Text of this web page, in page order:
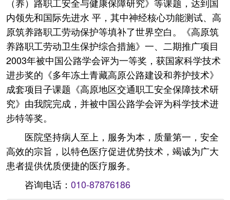
内领先和国际先进水 平，其中神经核心功能测试、高
原筑养路职工劳动保护等填补了世界空白。《高原筑
养路职工劳动卫生保护综合措施》一、二期推广项目
2003年被中国公路学会评为一等奖，获国家科学技术
进步奖的《多年冻土青藏高原公路建设和养护技术》
成套项目子课题《高原地区交通职工安全保障技术研
究》由我院完成，并被中国公路学会评为科学技术进
步特等奖。
医院坚持病人至上，服务为本，质量第一，安全
高效的宗旨，以特色医疗促进优势技术，竭诚为广大
患者提供优质便捷的医疗服务。
咨询电话： 010-87876186